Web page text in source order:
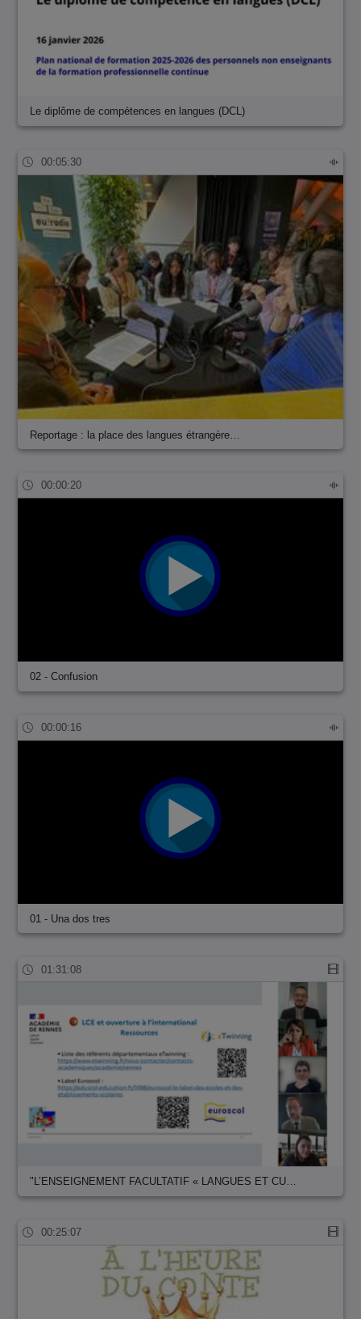
Le diplôme de compétences en langues (DCL)
00:05:30
Reportage : la place des langues étrangère…
00:00:20
02 - Confusion
00:00:16
01 - Una dos tres
01:31:08
"L’ENSEIGNEMENT FACULTATIF « LANGUES ET CU…
00:25:07